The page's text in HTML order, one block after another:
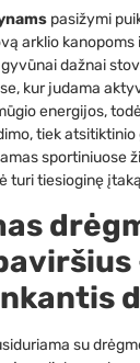
pasižymi
arklio kanopoms
dažnai
kur judama
energijos,
tiek atsitiktinio
sportiniuose
turi tiesioginę
su